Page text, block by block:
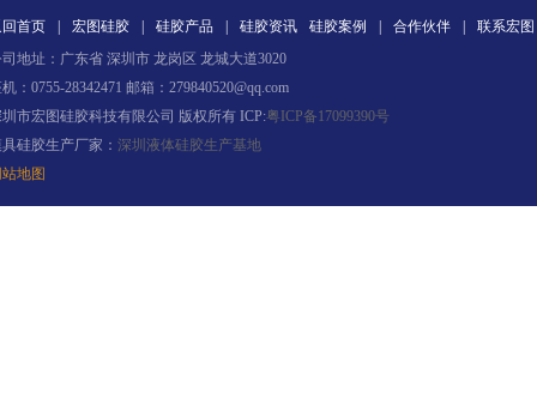
环保电子灌封胶
首页 宏图硅胶 硅胶产品 硅胶资讯 硅胶案例 合作伙伴
联系宏图
地址：广东省 深圳市 龙岗区 龙城大道3020
：0755-28342471 邮箱：279840520@qq.com
市宏图硅胶科技有限公司 版权所有 ICP:粤ICP备17099390号
硅胶生产厂家： 深圳液体硅胶生产基地
地图